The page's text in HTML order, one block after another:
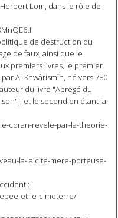
Lom, dans le rôle de
de destruction du
de faux, ainsi que le
premiers livres, le premier
Al-Khwârismîn, né vers 780
du livre "Abrégé du
et le second en étant la
coran-revele-par-la-theorie-
la-laicite-mere-porteuse-
:
et-le-cimeterre/